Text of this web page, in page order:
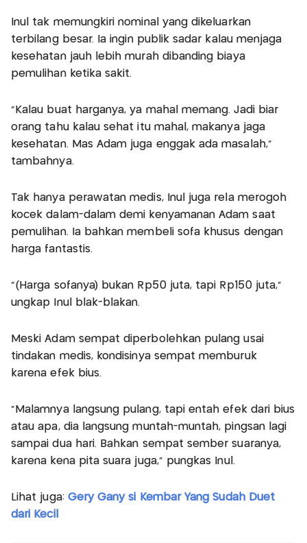
Inul tak memungkiri nominal yang dikeluarkan
terbilang besar. Ia ingin publik sadar kalau menjaga
kesehatan jauh lebih murah dibanding biaya
pemulihan ketika sakit.
"Kalau buat harganya, ya mahal memang. Jadi biar
orang tahu kalau sehat itu mahal, makanya jaga
kesehatan. Mas Adam juga enggak ada masalah,"
tambahnya.
Tak hanya perawatan medis, Inul juga rela merogoh
kocek dalam-dalam demi kenyamanan Adam saat
pemulihan. Ia bahkan membeli sofa khusus dengan
harga fantastis.
"(Harga sofanya) bukan Rp50 juta, tapi Rp150 juta,"
ungkap Inul blak-blakan.
Meski Adam sempat diperbolehkan pulang usai
tindakan medis, kondisinya sempat memburuk
karena efek bius.
"Malamnya langsung pulang, tapi entah efek dari bius
atau apa, dia langsung muntah-muntah, pingsan lagi
sampai dua hari. Bahkan sempat sember suaranya,
karena kena pita suara juga," pungkas Inul.
Lihat juga: Gery Gany si Kembar Yang Sudah Duet
dari Kecil